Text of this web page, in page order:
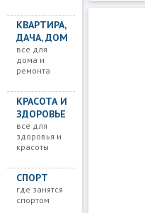
КВАРТИРА,
ДАЧА, ДОМ
все для
дома и
ремонта
КРАСОТА И
ЗДОРОВЬЕ
все для
здоровья и
красоты
СПОРТ
где занятся
спортом